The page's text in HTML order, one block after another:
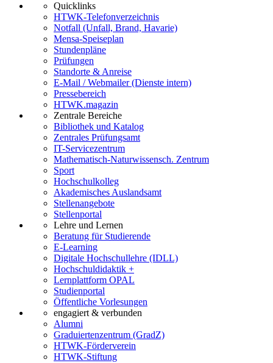
Quicklinks
HTWK-Telefonverzeichnis
Notfall (Unfall, Brand, Havarie)
Mensa-Speiseplan
Stundenpläne
Prüfungen
Standorte & Anreise
E-Mail / Webmailer (Dienste intern)
Pressebereich
HTWK.magazin
Zentrale Bereiche
Bibliothek und Katalog
Zentrales Prüfungsamt
IT-Servicezentrum
Mathematisch-Naturwissensch. Zentrum
Sport
Hochschulkolleg
Akademisches Auslandsamt
Stellenangebote
Stellenportal
Lehre und Lernen
Beratung für Studierende
E-Learning
Digitale Hochschullehre (IDLL)
Hochschuldidaktik +
Lernplattform OPAL
Studienportal
Öffentliche Vorlesungen
engagiert & verbunden
Alumni
Graduiertenzentrum (GradZ)
HTWK-Förderverein
HTWK-Stiftung